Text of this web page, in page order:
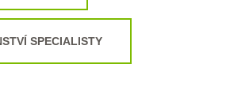
SPECIALISTY